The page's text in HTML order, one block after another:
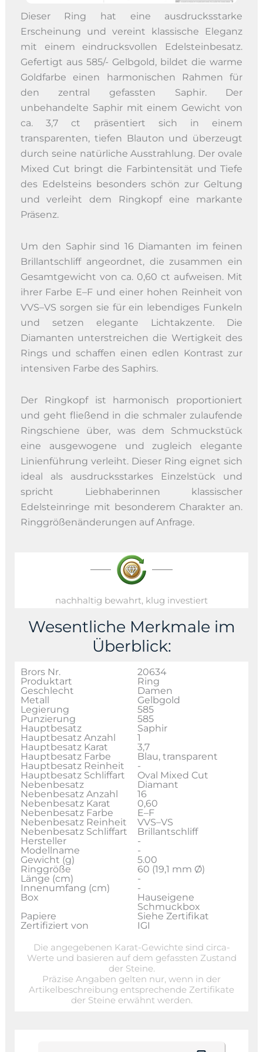
Dieser Ring hat eine ausdrucksstarke
Erscheinung und vereint klassische Eleganz
mit einem eindrucksvollen Edelsteinbesatz.
Gefertigt aus 585/- Gelbgold, bildet die warme
Goldfarbe einen harmonischen Rahmen für
den zentral gefassten Saphir. Der
unbehandelte Saphir mit einem Gewicht von
ca. 3,7 ct präsentiert sich in einem
transparenten, tiefen Blauton und überzeugt
durch seine natürliche Ausstrahlung. Der ovale
Mixed Cut bringt die Farbintensität und Tiefe
des Edelsteins besonders schön zur Geltung
und verleiht dem Ringkopf eine markante
Präsenz.
Um den Saphir sind 16 Diamanten im feinen
Brillantschliff angeordnet, die zusammen ein
Gesamtgewicht von ca. 0,60 ct aufweisen. Mit
ihrer Farbe E–F und einer hohen Reinheit von
VVS–VS sorgen sie für ein lebendiges Funkeln
und setzen elegante Lichtakzente. Die
Diamanten unterstreichen die Wertigkeit des
Rings und schaffen einen edlen Kontrast zur
intensiven Farbe des Saphirs.
Der Ringkopf ist harmonisch proportioniert
und geht fließend in die schmaler zulaufende
Ringschiene über, was dem Schmuckstück
eine ausgewogene und zugleich elegante
Linienführung verleiht. Dieser Ring eignet sich
ideal als ausdrucksstarkes Einzelstück und
spricht Liebhaberinnen klassischer
Edelsteinringe mit besonderem Charakter an.
Ringgrößenänderungen auf Anfrage.
nachhaltig bewahrt, klug investiert
Wesentliche Merkmale im
Überblick:
Brors Nr.
20634
Produktart
Ring
Geschlecht
Damen
Metall
Gelbgold
Legierung
585
Punzierung
585
Hauptbesatz
Saphir
Hauptbesatz Anzahl
1
Hauptbesatz Karat
3,7
Hauptbesatz Farbe
Blau, transparent
Hauptbesatz Reinheit
-
Hauptbesatz Schliffart
Oval Mixed Cut
Nebenbesatz
Diamant
Nebenbesatz Anzahl
16
Nebenbesatz Karat
0,60
Nebenbesatz Farbe
E–F
Nebenbesatz Reinheit
VVS–VS
Nebenbesatz Schliffart
Brillantschliff
Hersteller
-
Modellname
-
Gewicht (g)
5.00
Ringgröße
60 (19,1 mm Ø)
Länge (cm)
-
Innenumfang (cm)
-
Box
Hauseigene
Schmuckbox
Papiere
Siehe Zertifikat
Zertifiziert von
IGI
Die angegebenen Karat-Gewichte sind circa-
Werte und basieren auf dem gefassten Zustand
der Steine.
Präzise Angaben gelten nur, wenn in der
Artikelbeschreibung entsprechende Zertifikate
der Steine erwähnt werden.